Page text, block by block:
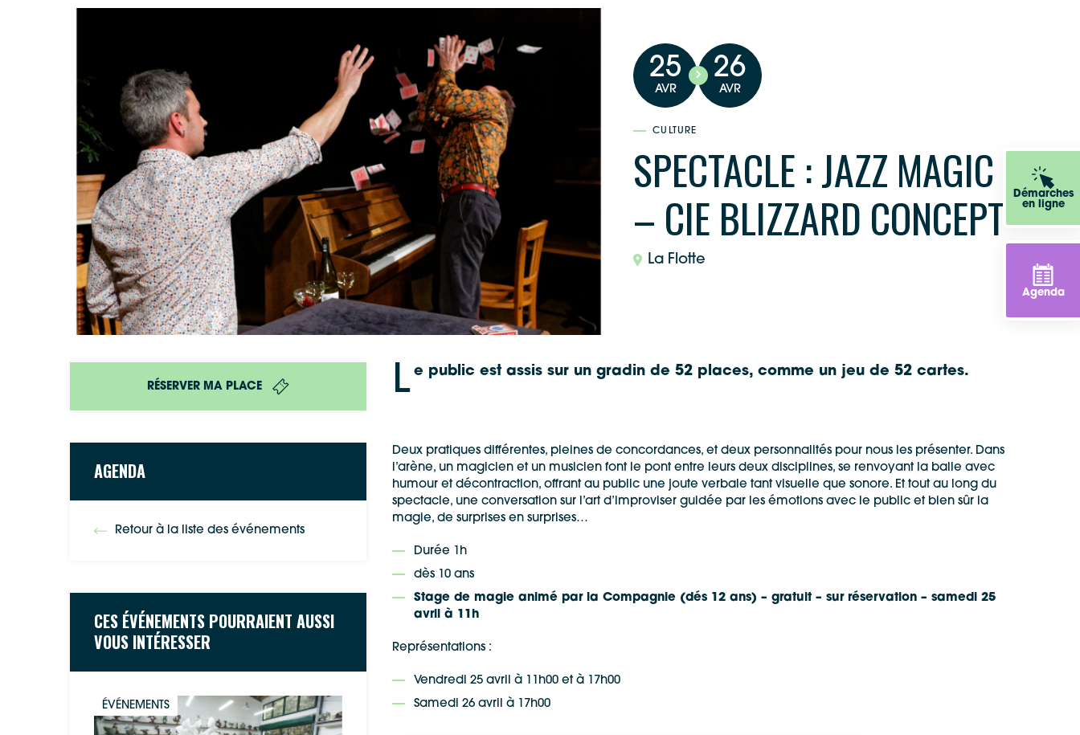
Démarches
en ligne
Agenda
25
AVR
26
AVR
CULTURE
SPECTACLE : JAZZ MAGIC
– CIE BLIZZARD CONCEPT
La Flotte
RÉSERVER MA PLACE
AGENDA
Retour à la liste des événements
CES ÉVÉNEMENTS POURRAIENT AUSSI
VOUS INTÉRESSER
ÉVÉNEMENTS
L e public est assis sur un gradin de 52 places, comme un jeu de 52 cartes.
Deux pratiques différentes, pleines de concordances, et deux personnalités pour nous les présenter. Dans
l’arène, un magicien et un musicien font le pont entre leurs deux disciplines, se renvoyant la balle avec
humour et décontraction, offrant au public une joute verbale tant visuelle que sonore. Et tout au long du
spectacle, une conversation sur l’art d’improviser guidée par les émotions avec le public et bien sûr la
magie, de surprises en surprises…
Durée 1h
dès 10 ans
Stage de magie animé par la Compagnie (dés 12 ans) – gratuit – sur réservation – samedi 25
avril à 11h
Représentations :
Vendredi 25 avril à 11h00 et à 17h00
Samedi 26 avril à 17h00